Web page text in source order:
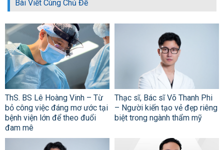
Bài Viết Cùng Chủ Đề
ThS. BS Lê Hoàng Vinh – Từ
bỏ công việc đáng mơ ước tại
bệnh viện lớn để theo đuổi
đam mê
Thạc sĩ, Bác sĩ Võ Thanh Phi
– Người kiến tạo vẻ đẹp riêng
biệt trong ngành thẩm mỹ